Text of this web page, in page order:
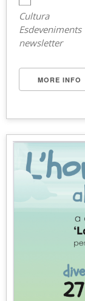
Cultura
Esdeveniments
newsletter
MORE INFO